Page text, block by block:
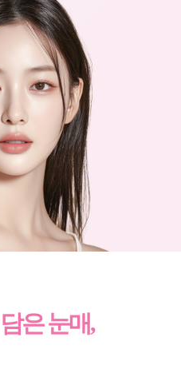
은 눈매,